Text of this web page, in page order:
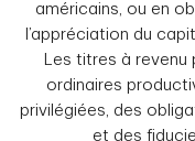
américains, ou en
l’appréciation du
Les titres à
ordinaires
privilégiées, des
et des